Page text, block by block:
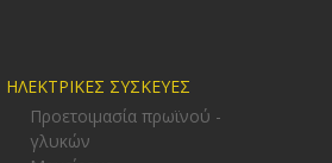
ΗΛΕΚΤΡΙΚΕΣ ΣΥΣΚΕΥΕΣ
Προετοιμασία πρωϊνού -
γλυκών